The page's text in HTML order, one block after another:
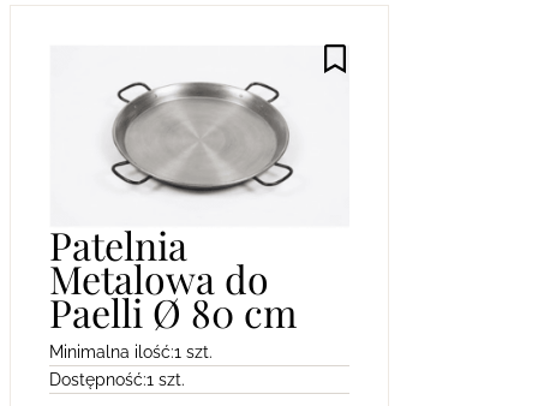
Patelnia
Metalowa do
Paelli Ø 80 cm
Minimalna ilość:1 szt.
Dostępność:1 szt.